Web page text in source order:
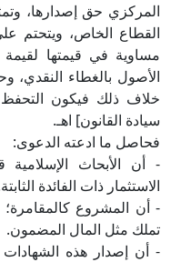
المركزي حق إصدارها،
القطاع الخاص، ويتحتم
مساوية في قيمتها
الأصول بالغطاء النقدي،
خلاف ذلك فيكون
سيادة القانون] اهـ.
فحاصل ما ادعته الدعوى:
- أن الأبحاث
الاستثمار ذات الفائدة
- أن المشروع كالمقامرة؛
تملك مثل المال المضمون.
- أن إصدار هذه